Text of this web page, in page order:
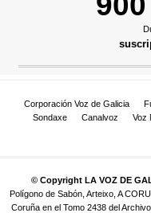
Corporación Voz de Galicia
Sondaxe
Canalvoz Voz
© Copyright LA VOZ DE
Polígono de Sabón, Arteixo, A
Coruña en el Tomo 2438 del